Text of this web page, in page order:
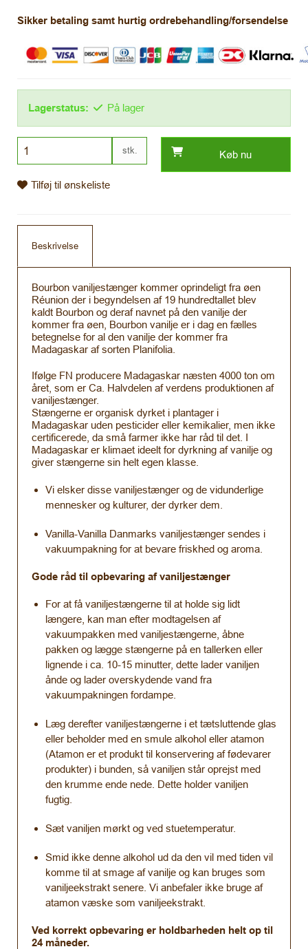
Sikker betaling samt hurtig ordrebehandling/forsendelse
Lagerstatus: På lager
stk. Køb nu
Tilføj til ønskeliste
Beskrivelse
Bourbon vaniljestænger kommer oprindeligt fra øen
Réunion der i begyndelsen af 19 hundredtallet blev
kaldt Bourbon og deraf navnet på den vanilje der
kommer fra øen, Bourbon vanilje er i dag en fælles
betegnelse for al den vanilje der kommer fra
Madagaskar af sorten Planifolia.
Ifølge FN producere Madagaskar næsten 4000 ton om
året, som er Ca. Halvdelen af verdens produktionen af
vaniljestænger.
Stængerne er organisk dyrket i plantager i
Madagaskar uden pesticider eller kemikalier, men ikke
certificerede, da små farmer ikke har råd til det. I
Madagaskar er klimaet ideelt for dyrkning af vanilje og
giver stængerne sin helt egen klasse.
Vi elsker disse vaniljestænger og de vidunderlige
mennesker og kulturer, der dyrker dem.
Vanilla-Vanilla Danmarks vaniljestænger sendes i
vakuumpakning for at bevare friskhed og aroma.
Gode råd til opbevaring af vaniljestænger
For at få vaniljestængerne til at holde sig lidt
længere, kan man efter modtagelsen af
vakuumpakken med vaniljestængerne, åbne
pakken og lægge stængerne på en tallerken eller
lignende i ca. 10-15 minutter, dette lader vaniljen
ånde og lader overskydende vand fra
vakuumpakningen fordampe.
Læg derefter vaniljestængerne i et tætsluttende glas
eller beholder med en smule alkohol eller atamon
(Atamon er et produkt til konservering af fødevarer
produkter) i bunden, så vaniljen står oprejst med
den krumme ende nede. Dette holder vaniljen
fugtig.
Sæt vaniljen mørkt og ved stuetemperatur.
Smid ikke denne alkohol ud da den vil med tiden vil
komme til at smage af vanilje og kan bruges som
vaniljeekstrakt senere. Vi anbefaler ikke bruge af
atamon væske som vaniljeekstrakt.
Ved korrekt opbevaring er holdbarheden helt op til
24 måneder.